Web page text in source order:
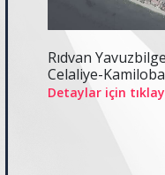
Rıdvan
Celaliye-Kamiloba
Detaylar için